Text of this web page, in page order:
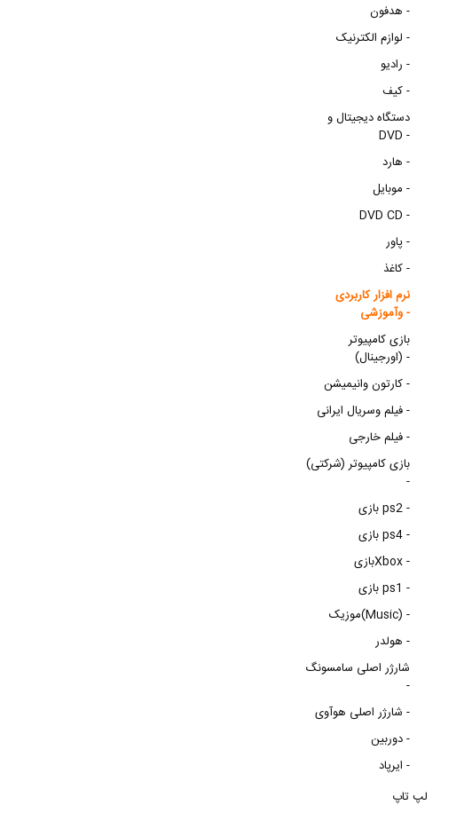
هدفون -
لوازم الکترنیک -
رادیو -
کیف -
دستگاه دیجیتال و
DVD -
هارد -
موبایل -
DVD CD -
پاور -
کاغذ -
نرم افزار کاربردی
وآموزشی -
بازی کامپیوتر
(اورجینال) -
کارتون وانیمیشن -
فیلم وسریال ایرانی -
فیلم خارجی -
بازی کامپیوتر (شرکتی)
-
بازی ps2 -
بازی ps4 -
بازیXbox -
بازی ps1 -
موزیک(Music) -
هولدر -
شارژر اصلی سامسونگ
-
شارژر اصلی هوآوی -
دوربین -
ایرپاد -
لپ تاپ